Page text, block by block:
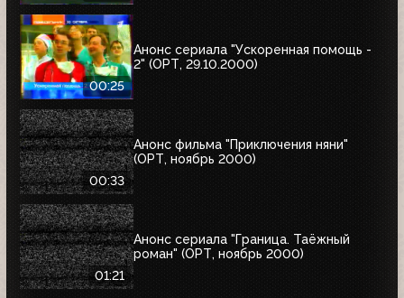
00:25
Анонс сериала "Ускоренная помощь -
2" (ОРТ, 29.10.2000)
00:33
Анонс фильма "Приключения няни"
(ОРТ, ноябрь 2000)
01:21
Анонс сериала "Граница. Таёжный
роман" (ОРТ, ноябрь 2000)